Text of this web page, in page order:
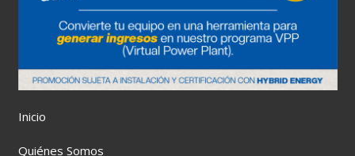
Inicio
Quiénes Somos